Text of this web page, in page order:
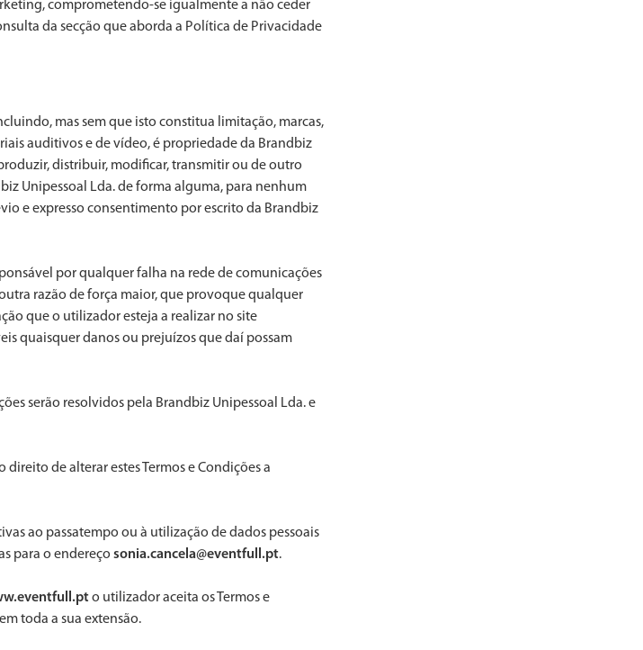
comprometendo-se igualmente a não ceder
da secção que aborda a Política de Privacidade
mas sem que isto constitua limitação, marcas,
auditivos e de vídeo, é propriedade da Brandbiz
distribuir, modificar, transmitir ou de outro
Unipessoal Lda. de forma alguma, para nenhum
e expresso consentimento por escrito da Brandbiz
por qualquer falha na rede de comunicações
razão de força maior, que provoque qualquer
que o utilizador esteja a realizar no site
quaisquer danos ou prejuízos que daí possam
serão resolvidos pela Brandbiz Unipessoal Lda. e
direito de alterar estes Termos e Condições a
ao passatempo ou à utilização de dados pessoais
para o endereço sonia.cancela@eventfull.pt.
o utilizador aceita os Termos e
toda a sua extensão.